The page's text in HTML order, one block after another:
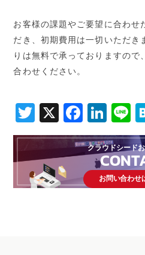
お客様の課題やご要望に合わせ
だき、初期費用は一切いただき
りは無料で承っておりますので
合わせください。
Twitter
X
クラウドシード
お問い合わせ